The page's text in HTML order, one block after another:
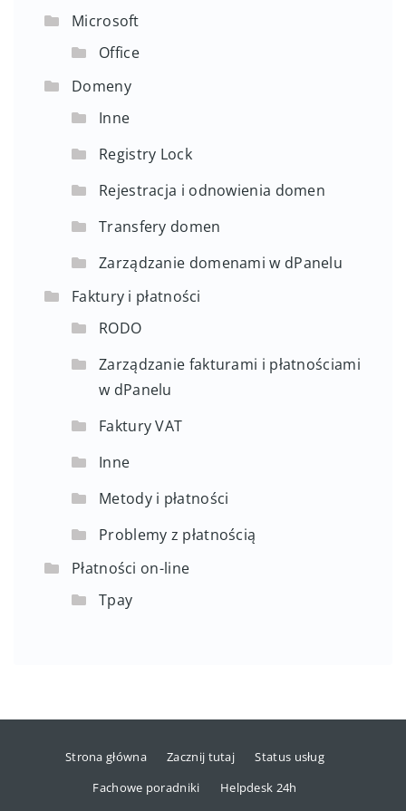
Microsoft
Office
Domeny
Inne
Registry Lock
Rejestracja i odnowienia domen
Transfery domen
Zarządzanie domenami w dPanelu
Faktury i płatności
RODO
Zarządzanie fakturami i płatnościami
w dPanelu
Faktury VAT
Inne
Metody i płatności
Problemy z płatnością
Płatności on-line
Tpay
Strona główna Zacznij tutaj
Status usług
Fachowe poradniki
Helpdesk 24h